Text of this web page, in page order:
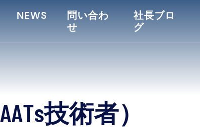
NEWS
問い合わ
せ
社長ブロ
グ
AATs技術者）